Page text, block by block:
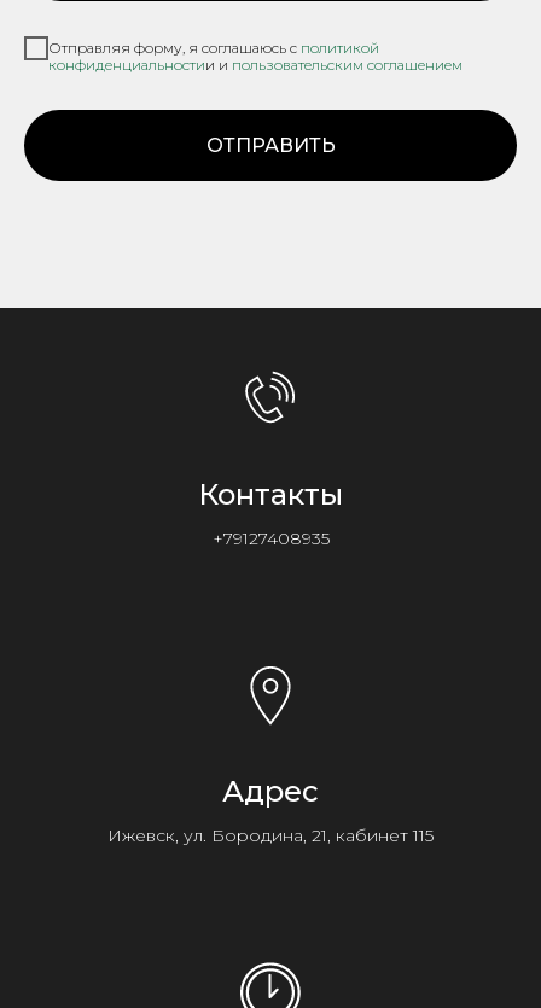
Отправляя форму, я соглашаюсь с политикой
конфиденциальностии и пользовательским соглашением
ОТПРАВИТЬ
Контакты
+79127408935
Адрес
Ижевск, ул. Бородина, 21, кабинет 115